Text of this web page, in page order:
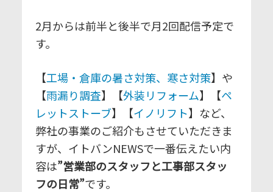
2月からは前半と後半で月2回配信予定で
す。
【工場・倉庫の暑さ対策、寒さ対策】や
【雨漏り調査】【外装リフォーム】【ペ
レットストーブ】【イノリフト】など、
弊社の事業のご紹介もさせていただきま
すが、イトバンNEWSで一番伝えたい内
容は”営業部のスタッフと工事部スタッ
フの日常”です。